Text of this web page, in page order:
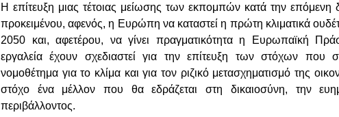
Η επίτευξη μιας τέτοιας μείωσης των εκπομπών κατά την επόμενη
προκειμένου, αφενός, η Ευρώπη να καταστεί η πρώτη κλιματικά
2050 και, αφετέρου, να γίνει πραγματικότητα η Ευρωπαϊκή
εργαλεία έχουν σχεδιαστεί για την επίτευξη των στόχων
νoμοθέτημα για το κλίμα και για τον ριζικό μετασχηματισμό της
στόχο ένα μέλλον που θα εδράζεται στη δικαιοσύνη, την
περιβάλλοντος.